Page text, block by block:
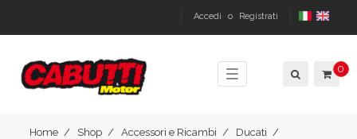
Accedi o Registrati
Toggle
navigation
0
Home Shop Accessori e Ricambi
Ducati